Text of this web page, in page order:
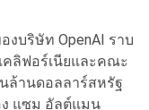
งบริษัท OpenAI ราบ
ลิฟอร์เนียและคณะ
ล้านดอลลาร์สหรัฐ
แซม อัลต์แมน